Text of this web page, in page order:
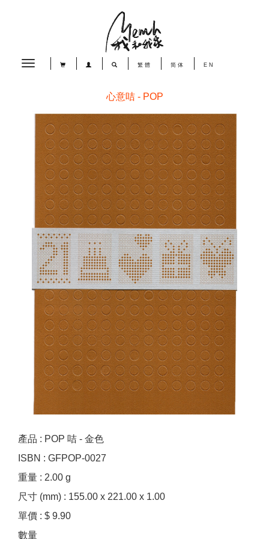
Toggle
繁體 简体 EN
心意咭 - POP
產品 : POP 咭 - 金色
ISBN : GFPOP-0027
重量 : 2.00 g
尺寸 (mm) : 155.00 x 221.00 x 1.00
單價 : $ 9.90
數量